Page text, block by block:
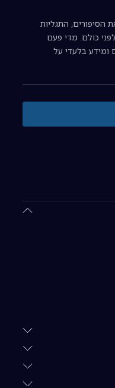
הסיפורים, התגליות
כולם. מדי פעם
ומידע בלעדי על